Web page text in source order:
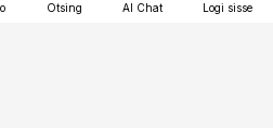
Otsing AI Chat Logi sisse